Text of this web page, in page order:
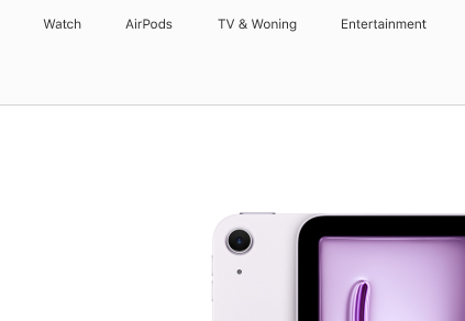
Watch AirPods TV & Woning Entertainment